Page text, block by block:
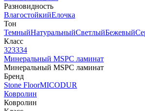
Разновидность
ВлагостойкийЕлочка
Тон
ТемныйНатуральныйСветлыйБежевый
Класс
323334
Минеральный MSPC ламинат
Минеральный MSPC ламинат
Бренд
Stone FloorMICODUR
Ковролин
Ковролин